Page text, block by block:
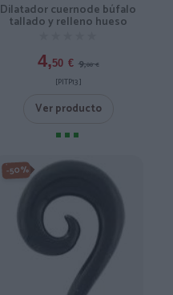
Dilatador cuernode búfalo
tallado y relleno hueso
4,50 € 9,00 €
[PITP13 ]
Ver producto
-50%